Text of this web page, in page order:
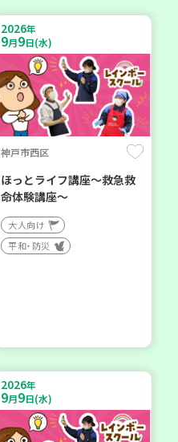
2026年
9月9日(水)
神戸市西区
ほっとライフ講座～救急救
命体験講座～
大人向け
平和・防災
2026年
9月9日(水)